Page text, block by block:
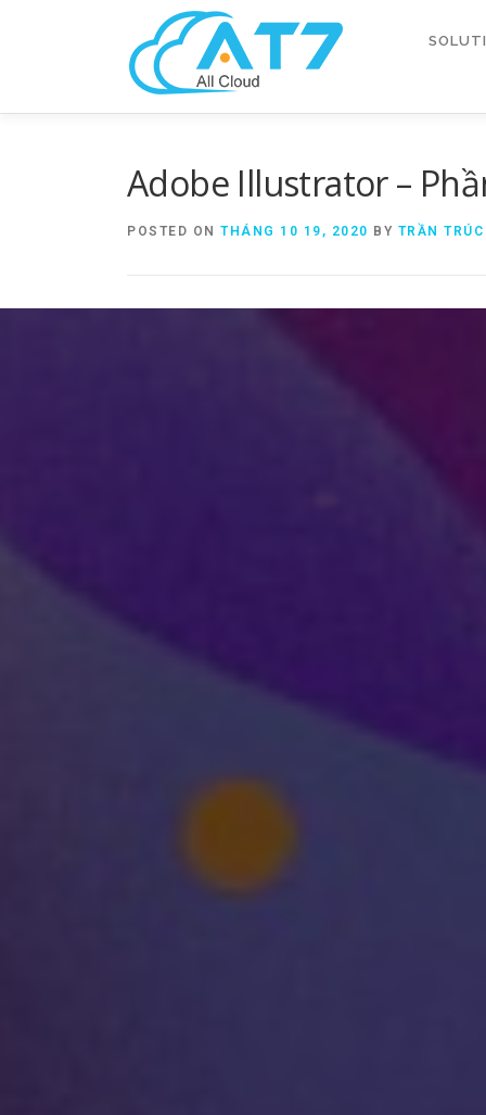
Adobe Illustrator –
POSTED ON THÁNG 10 19, 2020 BY TRẦN TRÚC